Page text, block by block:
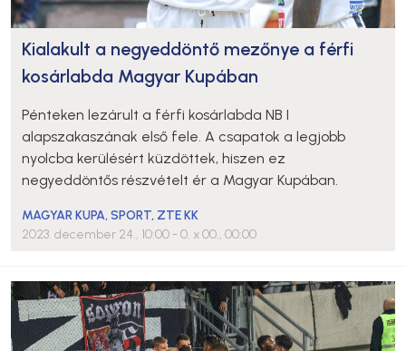
Kialakult a negyeddöntő mezőnye a férfi
kosárlabda Magyar Kupában
Pénteken lezárult a férfi kosárlabda NB I
alapszakaszának első fele. A csapatok a legjobb
nyolcba kerülésért küzdöttek, hiszen ez
negyeddöntős részvételt ér a Magyar Kupában.
MAGYAR KUPA,SPORT, ZTE KK
2023. december 24., 10:00 - 0. x 00., 00:00